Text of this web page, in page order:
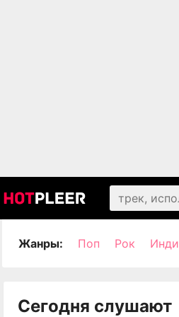
Жанры: Поп Рок Инди
Сегодня слушают